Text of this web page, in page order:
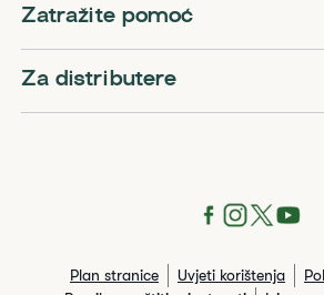
Zatražite pomoć
Za distributere
Plan stranice Uvjeti korištenja